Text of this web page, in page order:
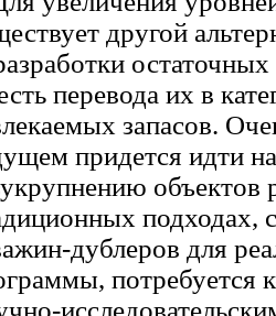
другой
перевода их в
запасов.
придется идти
объектов
подходах,
дублеров для
потребуется